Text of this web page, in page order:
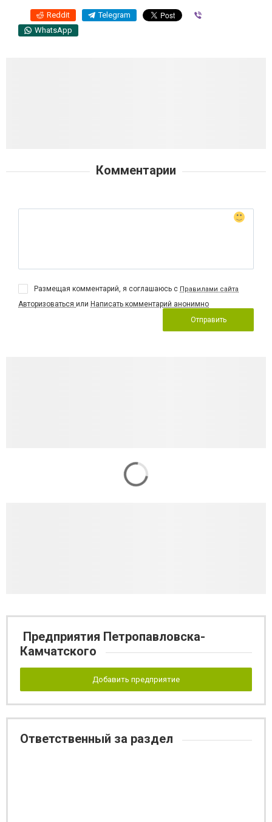
Reddit Telegram
WhatsApp
Комментарии
Размещая комментарий, я соглашаюсь с Правилами сайта
Авторизоваться или Написать комментарий анонимно
Отправить
Предприятия Петропавловска-
Камчатского
Добавить предприятие
Ответственный за раздел